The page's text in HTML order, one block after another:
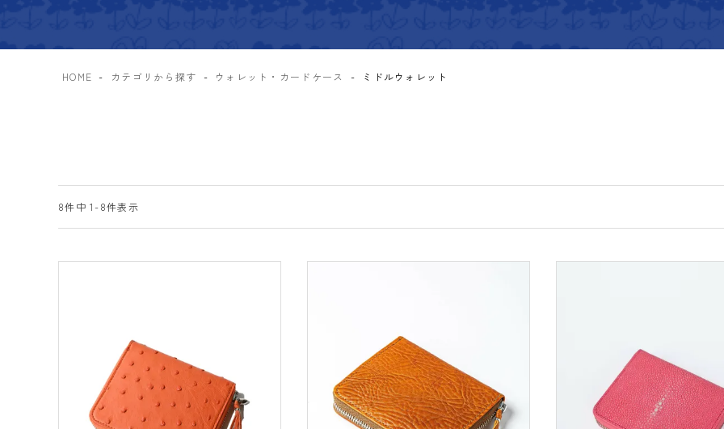
HOME カテゴリから探す ウォレット・カードケース ミドルウォレット
8件中 1 -8件表示